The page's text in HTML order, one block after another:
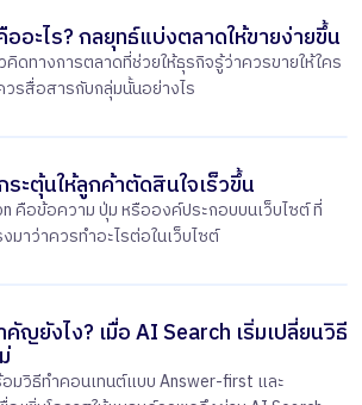
อะไร? กลยุทธ์แบ่งตลาดให้ขายง่ายขึ้น
ดทางการตลาดที่ช่วยให้ธุรกิจรู้ว่าควรขายให้ใคร
รสื่อสารกับกลุ่มนั้นอย่างไร
ระตุ้นให้ลูกค้าตัดสินใจเร็วขึ้น
คือข้อความ ปุ่ม หรือองค์ประกอบบนเว็บไซต์ ที่
าว่าควรทำอะไรต่อในเว็บไซต์
ญยังไง? เมื่อ AI Search เริ่มเปลี่ยนวิธี
อมวิธีทำคอนเทนต์แบบ Answer-first และ